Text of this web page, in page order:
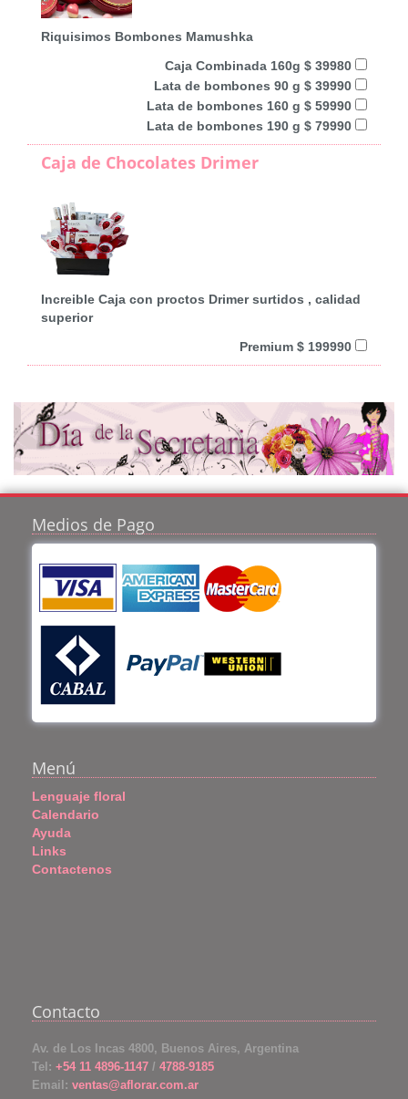
Riquisimos Bombones Mamushka
Caja Combinada 160g $ 39980
Lata de bombones 90 g $ 39990
Lata de bombones 160 g $ 59990
Lata de bombones 190 g $ 79990
Caja de Chocolates Drimer
Increible Caja con proctos Drimer surtidos , calidad
superior
Premium $ 199990
Medios de Pago
Menú
Lenguaje floral
Calendario
Ayuda
Links
Contactenos
Contacto
Av. de Los Incas 4800, Buenos Aires, Argentina
Tel: +54 11 4896-1147 / 4788-9185
Email: ventas@aflorar.com.ar